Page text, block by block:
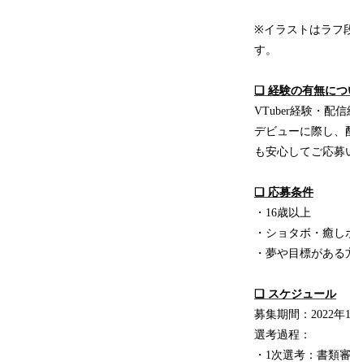
※イラストはラフ
す。
❏ 経験の有無につ
VTuber経験・配信
デビューに際し、
も安心してご応募
❏ 応募条件
・16歳以上
・ショタボ・癒
・夢や目標がある
❏ スケジュール
募集期間：2022年
選考過程：
・1次選考：書類